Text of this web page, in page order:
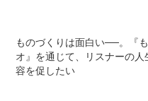
ものづくりは面白い──。『
オ』を通じて、リスナーの
容を促したい